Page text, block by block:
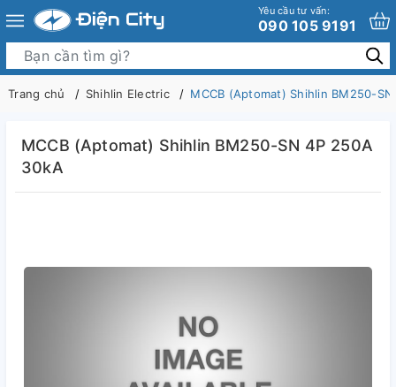
Yêu cầu tư vấn:
090 105 9191
Trang chủ Shihlin Electric MCCB (Aptomat) Shihlin BM250-
MCCB (Aptomat) Shihlin BM250-SN 4P 250A
30kA